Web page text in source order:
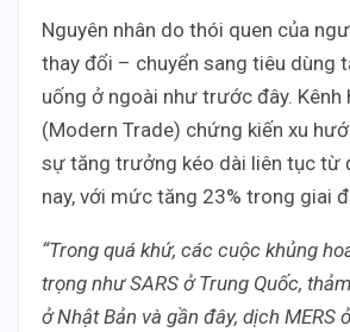
Nguyên nhân do thói quen của
thay đổi – chuyển sang tiêu dùng
uống ở ngoài như trước đây. Kênh
(Modern Trade) chứng kiến xu
sự tăng trưởng kéo dài liên tục từ
nay, với mức tăng 23% trong giai
“Trong quá khứ, các cuộc khủng
trọng như SARS ở Trung Quốc,
ở Nhật Bản và gần đây, dịch MERS